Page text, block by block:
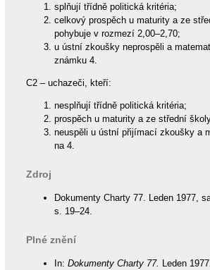
splňují třídně politická kritéria;
celkový prospěch u maturity a ze
pohybuje v rozmezí 2,00–2,70;
u ústní zkoušky neprospěli a
známku 4.
C2 – uchazeči, kteří:
nesplňují třídně politická kritéria;
prospěch u maturity a ze střední
neuspěli u ústní přijímací zkoušky a
na 4.
Zdroj
Dokumenty Charty 77. Leden 1977,
s. 19–24.
Plné znění
In: Dokumenty Charty 77.
Leden